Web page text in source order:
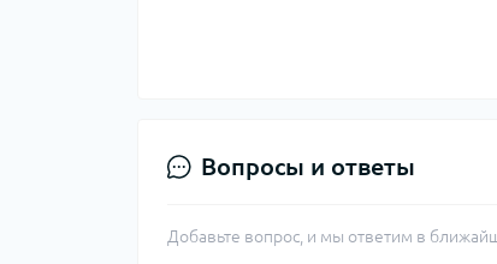
Вопросы и ответы
Добавьте вопрос, и мы ответим в